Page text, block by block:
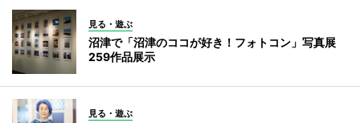
見る・遊ぶ
沼津で「沼津のココが好き！フォトコン」写真展
259作品展示
見る・遊ぶ